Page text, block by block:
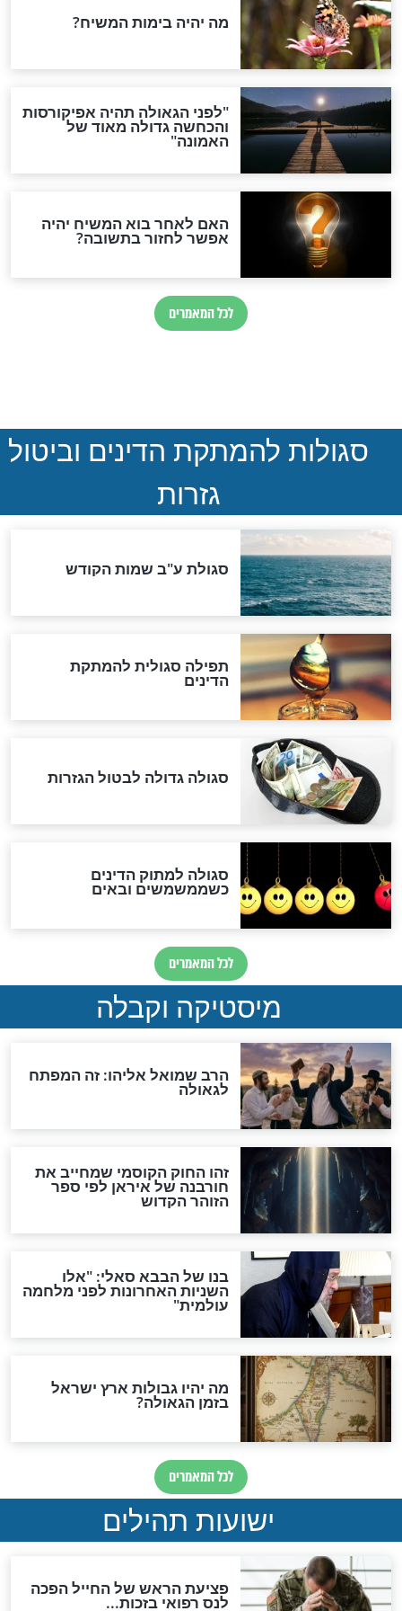
לליל הסדר
חדשות יהדות
הותר לפרסום: לוחמי מילואים
נהרגו בדרום לבנון
ההסכם החשאי של טראמפ
ואיראן: בלי שקיפות ועם הרבה
סימני שאלה
במרתפי מוסקבה: כתב היד
הנדיר של הרשב"ם התגלה
"מודה לקב"ה על כל השנים"
לכל המאמרים
אחרית הימים
האם אפשר לחשב את הקץ?
מה יהיה בימות המשיח?
"לפני הגאולה תהיה אפיקורסות
והכחשה גדולה מאוד של
האמונה"
האם לאחר בוא המשיח יהיה
אפשר לחזור בתשובה?
לכל המאמרים
להמתקת הדינים וביטול
גזרות